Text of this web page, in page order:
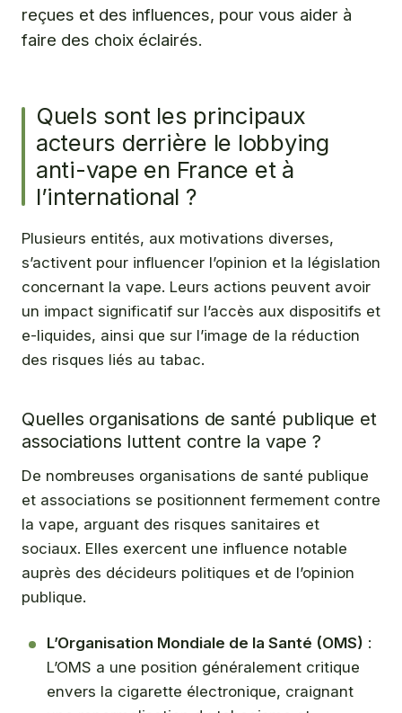
reçues et des influences, pour vous aider à
faire des choix éclairés.
Quels sont les principaux
acteurs derrière le lobbying
anti-vape en France et à
l’international ?
Plusieurs entités, aux motivations diverses,
s’activent pour influencer l’opinion et la législation
concernant la vape. Leurs actions peuvent avoir
un impact significatif sur l’accès aux dispositifs et
e-liquides, ainsi que sur l’image de la réduction
des risques liés au tabac.
Quelles organisations de santé publique et
associations luttent contre la vape ?
De nombreuses organisations de santé publique
et associations se positionnent fermement contre
la vape, arguant des risques sanitaires et
sociaux. Elles exercent une influence notable
auprès des décideurs politiques et de l’opinion
publique.
L’Organisation Mondiale de la Santé (OMS) :
L’OMS a une position généralement critique
envers la cigarette électronique, craignant